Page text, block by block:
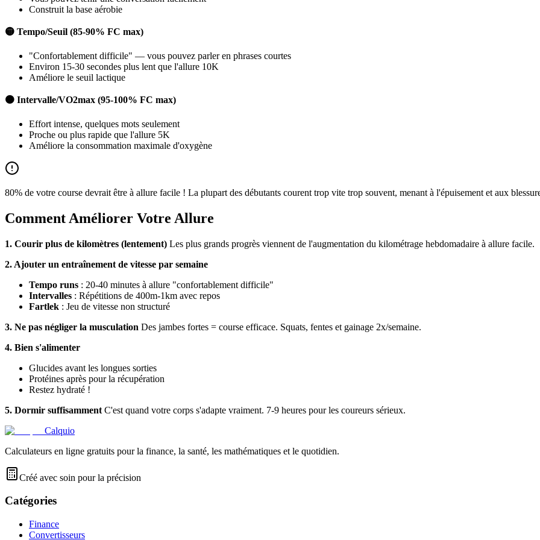
Construit la base aérobie
🟡 Tempo/Seuil (85-90% FC max)
"Confortablement difficile" — vous pouvez parler en phrases courtes
Environ 15-30 secondes plus lent que l'allure 10K
Améliore le seuil lactique
🟠 Intervalle/VO2max (95-100% FC max)
Effort intense, quelques mots seulement
Proche ou plus rapide que l'allure 5K
Améliore la consommation maximale d'oxygène
80% de votre course devrait être à allure facile ! La plupart des débutants courent trop vite trop souvent, menant à l'épuisement et aux
Comment Améliorer Votre Allure
1. Courir plus de kilomètres (lentement) Les plus grands progrès viennent de l'augmentation du kilométrage hebdomadaire à allure facile.
2. Ajouter un entraînement de vitesse par semaine
Tempo runs : 20-40 minutes à allure "confortablement difficile"
Intervalles : Répétitions de 400m-1km avec repos
Fartlek : Jeu de vitesse non structuré
3. Ne pas négliger la musculation Des jambes fortes = course efficace. Squats, fentes et gainage 2x/semaine.
4. Bien s'alimenter
Glucides avant les longues sorties
Protéines après pour la récupération
Restez hydraté !
5. Dormir suffisamment C'est quand votre corps s'adapte vraiment. 7-9 heures pour les coureurs sérieux.
Calquio
Calculateurs en ligne gratuits pour la finance, la santé, les mathématiques et le quotidien.
Créé avec soin pour la précision
Catégories
Finance
Convertisseurs